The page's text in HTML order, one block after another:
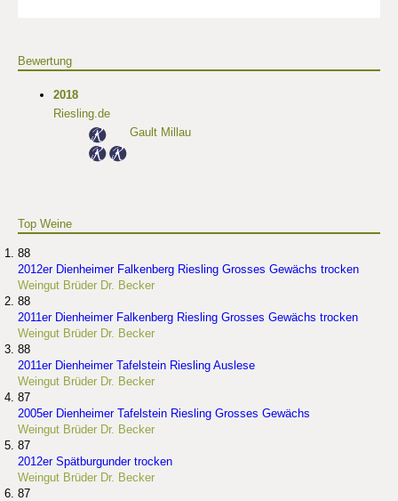
Bewertung
2018
Riesling.de
Gault Millau
Top Weine
88
2012er Dienheimer Falkenberg Riesling Grosses Gewächs trocken
Weingut Brüder Dr. Becker
88
2011er Dienheimer Falkenberg Riesling Grosses Gewächs trocken
Weingut Brüder Dr. Becker
88
2011er Dienheimer Tafelstein Riesling Auslese
Weingut Brüder Dr. Becker
87
2005er Dienheimer Tafelstein Riesling Grosses Gewächs
Weingut Brüder Dr. Becker
87
2012er Spätburgunder trocken
Weingut Brüder Dr. Becker
87